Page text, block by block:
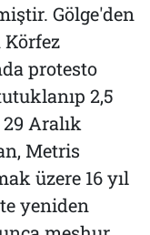
Gölge'den
Körfez
protesto
2,5
Aralık
Metris
üzere 16 yıl
yeniden